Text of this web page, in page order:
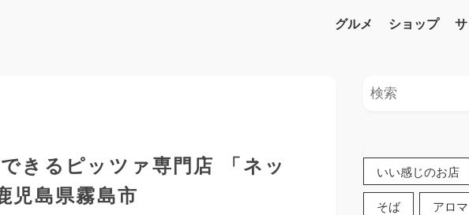
グルメ ショップ
きるピッツァ専門店 「ネッ
島県霧島市
いい感じのお店
そば アロマ